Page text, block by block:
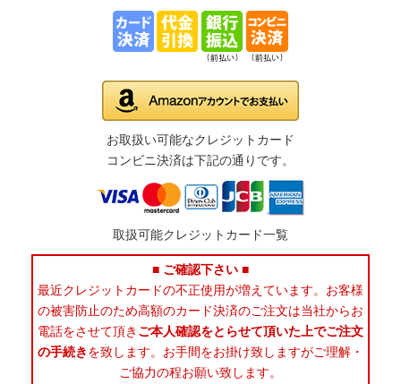
お取扱い可能なクレジットカード
コンビニ決済は下記の通りです。
取扱可能クレジットカード一覧
■ ご確認下さい ■
最近クレジットカードの不正使用が増えています。お客様
の被害防止のため高額のカード決済のご注文は当社からお
電話をさせて頂き ご本人確認をとらせて頂いた上でご注文
の手続きを致します。お手間をお掛け致しますがご理解・
ご協力の程お願い致します。